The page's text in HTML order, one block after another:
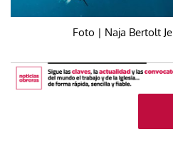
Foto | Naja Bertolt